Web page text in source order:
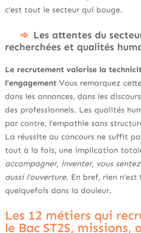
c’est tout le secteur qui bouge.
Les attentes du
recherchées et qualités
Le recrutement valorise la
l’engagement Vous remarquez
dans les annonces, dans les
des professionnels. Les qualités
par contre, l’empathie sans
La réussite au concours ne suffit
tout à la fois, une implication
accompagner, inventer, vous
aussi l’ouverture. En bref, rien
quelquefois dans la douleur.
Les 12 métiers qui
le Bac ST2S, missions,